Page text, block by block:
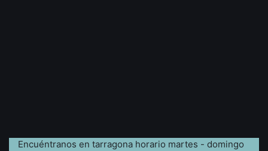
Encuéntranos en tarragona horario martes - domingo